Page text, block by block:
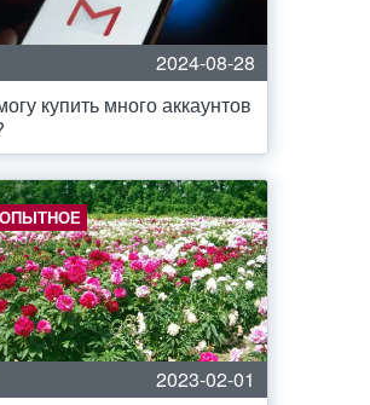
2024-08-28
купить много аккаунтов
2023-02-01